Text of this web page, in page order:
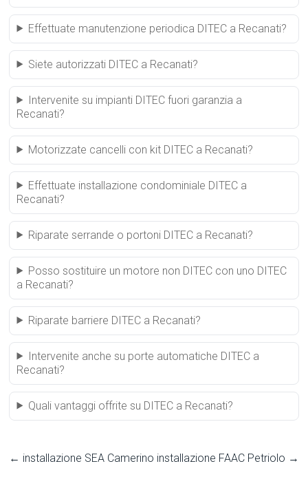
Effettuate manutenzione periodica DITEC a Recanati?
Siete autorizzati DITEC a Recanati?
Intervenite su impianti DITEC fuori garanzia a
Recanati?
Motorizzate cancelli con kit DITEC a Recanati?
Effettuate installazione condominiale DITEC a
Recanati?
Riparate serrande o portoni DITEC a Recanati?
Posso sostituire un motore non DITEC con uno DITEC
a Recanati?
Riparate barriere DITEC a Recanati?
Intervenite anche su porte automatiche DITEC a
Recanati?
Quali vantaggi offrite su DITEC a Recanati?
← installazione SEA Camerino installazione FAAC Petriolo →